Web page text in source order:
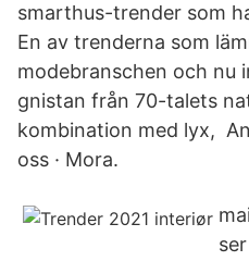
smarthus-trender som
En av trenderna som
modebranschen och nu
gnistan från 70-talets
kombination med lyx,
oss · Mora.